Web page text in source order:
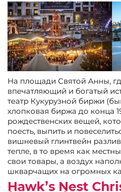
На площади Святой Анны,
впечатляющий и богатый
театр Кукурузной биржи
хлопковая биржа до конца
рождественских вещей,
поесть, выпить и
вишневый глинтвейн
тепле, в то время как
свои товары, а воздух
шкварчащих на огромных
Hawk’s Nest